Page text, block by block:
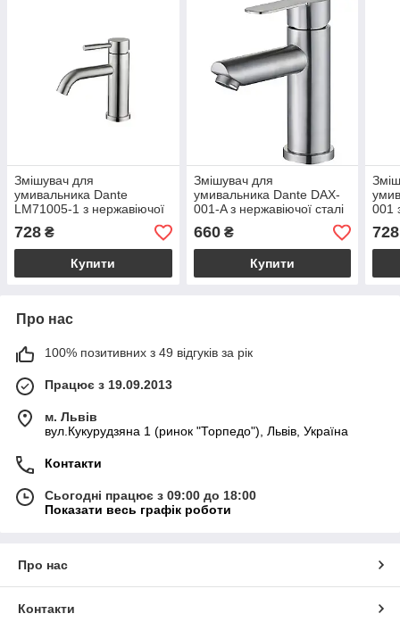
Змішувач для
умивальника Dante
LM71005-1 з нержавіючої
сталі
728 ₴
Купити
Змішувач для
умивальника Dante DAX-
001-A з нержавіючої сталі
660₴
Купити
001
728
Про нас
100% позитивних з 49 відгуків за рік
Працює з 19.09.2013
м. Львів
вул.Кукурудзяна 1 (ринок "Торпедо"), Львів, Україна
Контакти
Сьогодні працює з 09:00 до 18:00
Показати весь графік роботи
Про нас
Контакти